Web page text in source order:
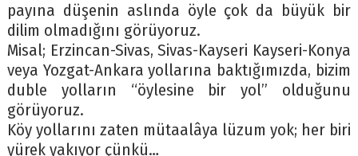
payına düşenin aslında öyle çok da büyük bir
dilim olmadığını görüyoruz.
Misal; Erzincan-Sivas, Sivas-Kayseri Kayseri-Konya
veya Yozgat-Ankara yollarına baktığımızda, bizim
duble yolların “öylesine bir yol” olduğunu
görüyoruz.
Köy yollarını zaten mütaalâya lüzum yok; her biri
yürek yakıyor çünkü…